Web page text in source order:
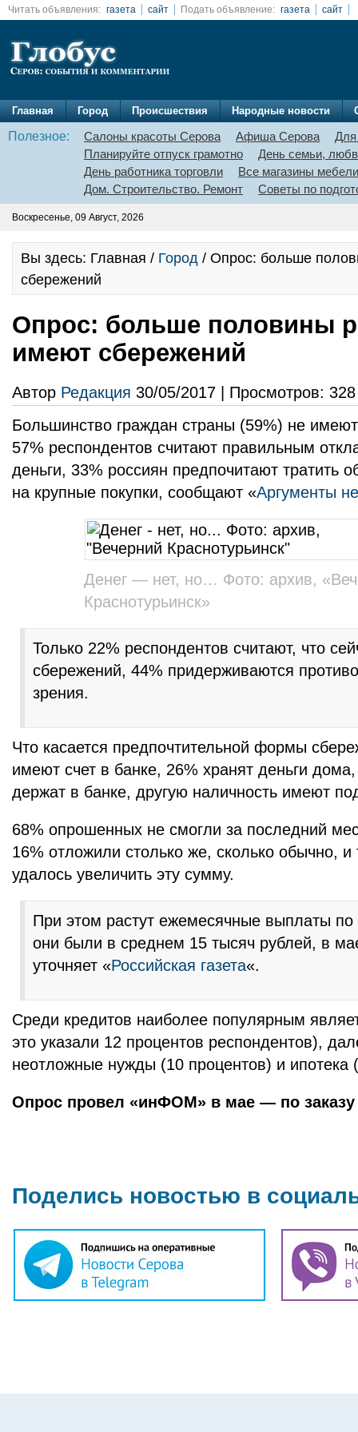
Читать объявления: газета сайт Подать объявление: газета сайт
Главная Город Происшествия Народные новости
Полезное: Салоны красоты Серова Афиша Серова
Для
Планируйте отпуск грамотно
День семьи,
День работника торговли
Все магазины мебели
Дом. Строительство. Ремонт
Советы по
Воскресенье, 09 Август, 2026
Вы здесь: Главная / Город / Опрос: больше
сбережений
Опрос: больше половины
имеют сбережений
Автор Редакция 30/05/2017 | Просмотров: 328
Большинство граждан страны (59%) не
57% респондентов считают правильным
деньги, 33% россиян предпочитают тратить
на крупные покупки, сообщают «Аргументы
Денег — нет, но… Фото: архив,
Краснотурьинск»
Только 22% респондентов считают, что
сбережений, 44% придерживаются
зрения.
Что касается предпочтительной формы
имеют счет в банке, 26% хранят деньги
держат в банке, другую наличность имеют
68% опрошенных не смогли за последний
16% отложили столько же, сколько обычно,
удалось увеличить эту сумму.
При этом растут ежемесячные выплаты
они были в среднем 15 тысяч рублей, в
уточняет «Российская газета«.
Среди кредитов наиболее популярным
это указали 12 процентов респондентов),
неотложные нужды (10 процентов) и ипотека
Опрос провел «инФОМ» в мае — по заказу
Поделись новостью в